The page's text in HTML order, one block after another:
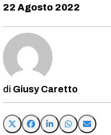
22 Agosto 2022
Giusy Caretto